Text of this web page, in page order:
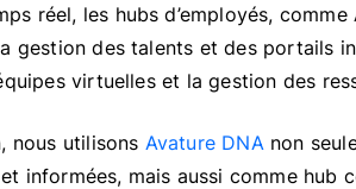
réel, les hubs d’employés,
gestion des talents et des portails
virtuelles et la gestion des
nous utilisons Avature DNAnon
informées, mais aussi comme